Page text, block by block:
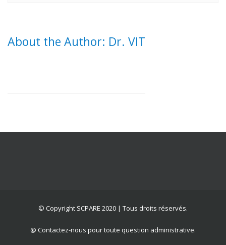
About the Author: Dr. VIT
© Copyright SCPARE 2020 | Tous droits réservés.
@ Contactez-nous pour toute question administrative.